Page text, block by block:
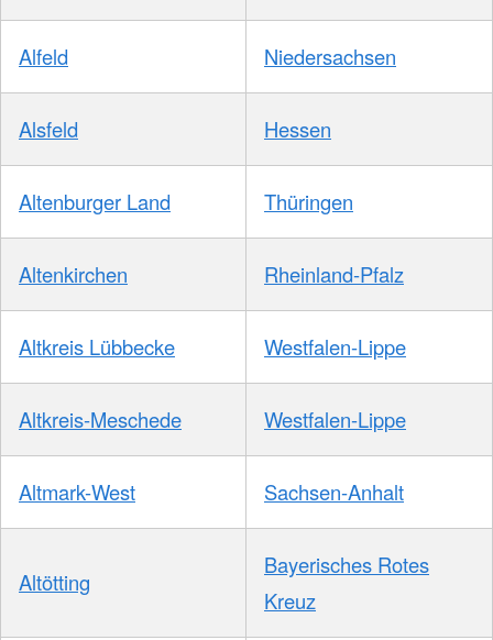
Alfeld Niedersachsen
Alsfeld Hessen
Altenburger Land Thüringen
Altenkirchen Rheinland-Pfalz
Altkreis Lübbecke Westfalen-Lippe
Altkreis-Meschede Westfalen-Lippe
Altmark-West Sachsen-Anhalt
Altötting
Bayerisches Rotes
Kreuz